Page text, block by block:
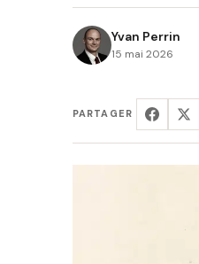
Yvan Perrin
15 mai 2026
PARTAGER